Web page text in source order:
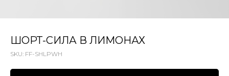
ШОРТ-СИЛА В ЛИМОНАХ
SKU: FF-SHLPWH